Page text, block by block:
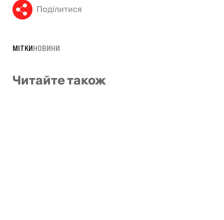
Поділитися
МІТКИНОВИНИ
Читайте також